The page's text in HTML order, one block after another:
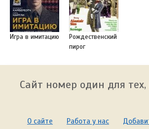
Игра в имитацию
Рождественский
пирог
Сайт номер один для
О сайте Работа у нас